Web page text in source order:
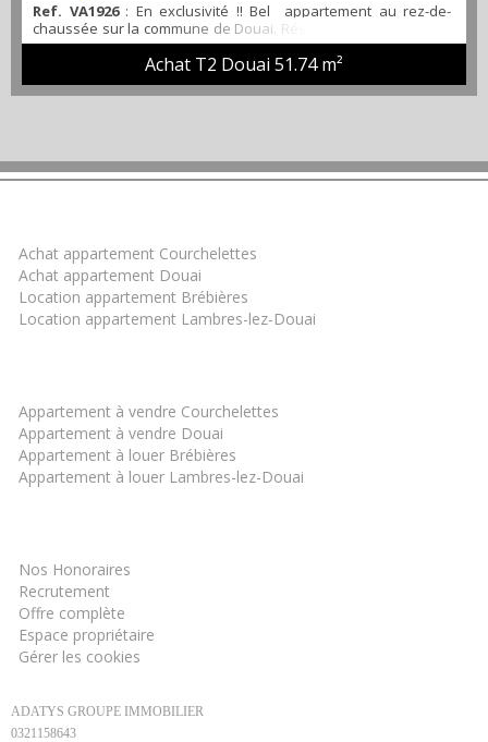
Ref. VA1926: En exclusivité !! Bel appartement au rez-de-
chaussée sur la commune de Douai. Résidence calme avec de
belles prestations: entrée sécurisée, matériaux de qualité.
Appartement lumineux vous offrant une entrée avec placard
qui dessert une grande chambre, une salle de bains , un
séjour avec cuisine ouverte équipée, cellier, wc. Petite cour
Achat T2 Douai 51.74 m²
Achat appartement Courchelettes
Achat appartement Douai
Location appartement Brébières
Location appartement Lambres-lez-Douai
Appartement à vendre Courchelettes
Appartement à vendre Douai
Appartement à louer Brébières
Appartement à louer Lambres-lez-Douai
Nos Honoraires
Recrutement
Offre complète
Espace propriétaire
Gérer les cookies
ADATYS GROUPE IMMOBILIER
0321158643